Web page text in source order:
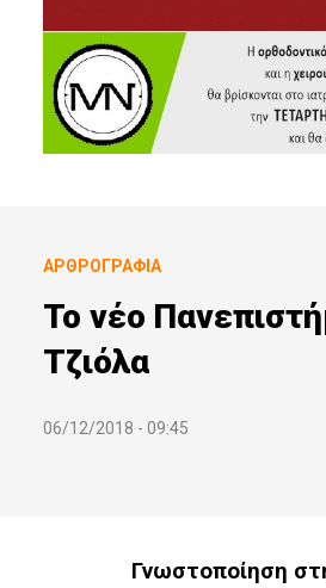
ΑΡΘΡΟΓΡΑΦΊΑ
Το νέο
Τζιόλα
06/12/2018 - 09:45
Γνωστοποίηση